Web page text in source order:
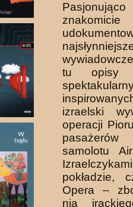
znakomicie
tu opisy
izraelski
operacji
pasażerów
samolotu
pokładzie,
Opera –
nia